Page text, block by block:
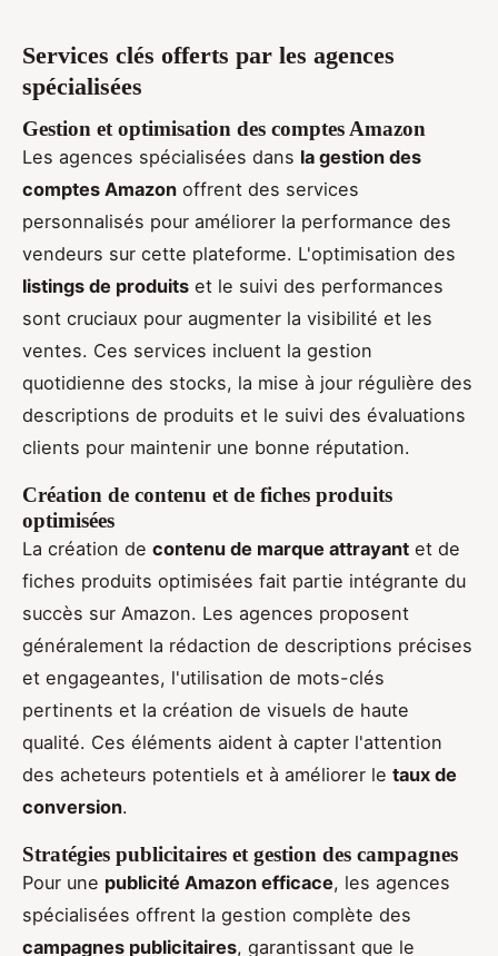
Services clés offerts par les agences
spécialisées
Gestion et optimisation des comptes Amazon
Les agences spécialisées dans la gestion des
comptes Amazon offrent des services
personnalisés pour améliorer la performance des
vendeurs sur cette plateforme. L'optimisation des
listings de produits et le suivi des performances
sont cruciaux pour augmenter la visibilité et les
ventes. Ces services incluent la gestion
quotidienne des stocks, la mise à jour régulière des
descriptions de produits et le suivi des évaluations
clients pour maintenir une bonne réputation.
Création de contenu et de fiches produits
optimisées
La création de contenu de marque attrayant et de
fiches produits optimisées fait partie intégrante du
succès sur Amazon. Les agences proposent
généralement la rédaction de descriptions précises
et engageantes, l'utilisation de mots-clés
pertinents et la création de visuels de haute
qualité. Ces éléments aident à capter l'attention
des acheteurs potentiels et à améliorer le taux de
conversion.
Stratégies publicitaires et gestion des campagnes
Pour une publicité Amazon efficace, les agences
spécialisées offrent la gestion complète des
campagnes publicitaires, garantissant que le